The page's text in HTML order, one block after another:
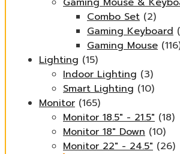
Combo Set (2)
Gaming Keyboard
Gaming Mouse
Lighting (15)
Indoor Lighting (3)
Smart Lighting (10)
Monitor (165)
Monitor 18.5" - 21.5" (18)
Monitor 18" Down (10)
Monitor 22" - 24.5" (26)